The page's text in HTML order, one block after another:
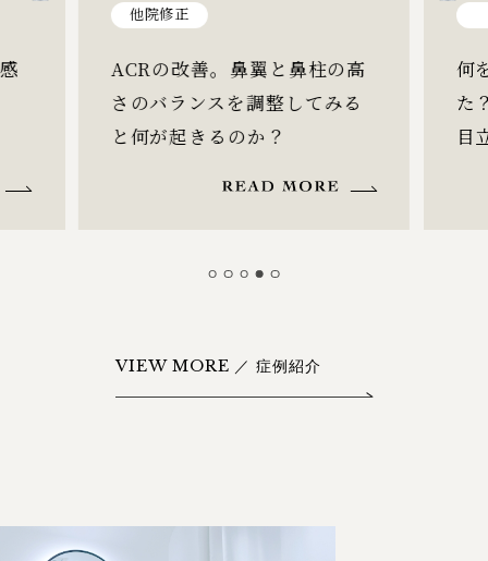
鼻
何を変えて何を変えなかっ
た？存在感のある鼻を自然に
目立たないように。
【
ぎ
も
VIEW MORE ／ 症例紹介